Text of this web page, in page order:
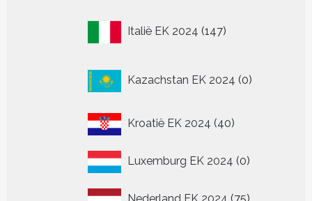
Italië EK 2024 147
producten
Kazachstan EK 2024 0
producten
Kroatië EK 2024 4040
Luxemburg EK 2024 00
75